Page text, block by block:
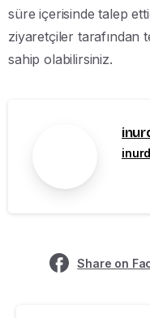
süre içerisinde talep
ziyaretçiler tarafından
sahip olabilirsiniz.
Share on